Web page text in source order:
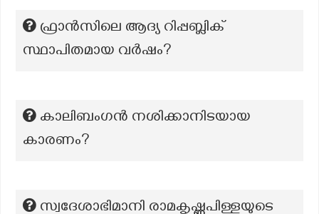
ഫ്രാൻസിലെ ആദ്യ റിപ്പബ്ലിക്
സ്ഥാപിതമായ വർഷം?
കാലിബംഗൻ നശിക്കാനിടയായ
കാരണം?
സ്വദേശാഭിമാനി രാമകൃഷ്ണപിള്ളയുടെ